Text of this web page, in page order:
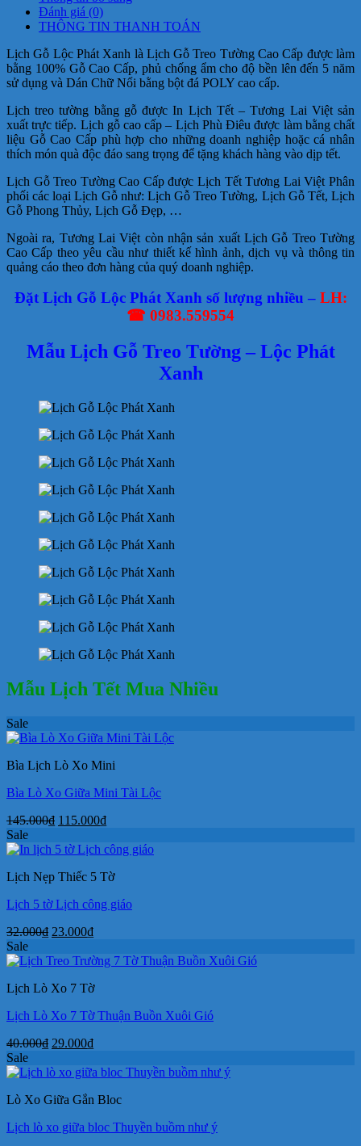
số
lượng
Đánh giá (0)
THÔNG TIN THANH TOÁN
Lịch Gỗ Lộc Phát Xanh là Lịch Gỗ Treo Tường Cao Cấp được làm
bằng 100% Gỗ Cao Cấp, phủ chống ẩm cho độ bền lên đến 5 năm
sử dụng và Dán Chữ Nổi bằng bột đá POLY cao cấp.
Lịch treo tường bằng gỗ được In Lịch Tết – Tương Lai Việt sản
xuất trực tiếp. Lịch gỗ cao cấp – Lịch Phù Điêu được làm bằng chất
liệu Gỗ Cao Cấp phù hợp cho những doanh nghiệp hoặc cá nhân
thích món quà độc đáo sang trọng để tặng khách hàng vào dịp tết.
Lịch Gỗ Treo Tường Cao Cấp được Lịch Tết Tương Lai Việt Phân
phối các loại Lịch Gỗ như: Lịch Gỗ Treo Tường, Lịch Gỗ Tết, Lịch
Gỗ Phong Thủy, Lịch Gỗ Đẹp, …
Ngoài ra, Tương Lai Việt còn nhận sản xuất Lịch Gỗ Treo Tường
Cao Cấp theo yêu cầu như thiết kế hình ảnh, dịch vụ và thông tin
quảng cáo theo đơn hàng của quý doanh nghiệp.
Đặt Lịch Gỗ Lộc Phát Xanh số lượng nhiều –LH:
☎ 0983.559554
Mẫu Lịch Gỗ Treo Tường – Lộc Phát
Xanh
Mẫu Lịch Tết Mua Nhiều
Sale
Bìa Lịch Lò Xo Mini
Bìa Lò Xo Giữa Mini Tài Lộc
145.000₫ Giá
là:
115.000₫Giá
tại
115.000₫.
Sale
Lịch Nẹp Thiếc 5 Tờ
Lịch 5 tờ Lịch công giáo
32.000₫ Giá
là:
23.000₫Giá
tại
23.000₫.
Sale
Lịch Lò Xo 7 Tờ
Lịch Lò Xo 7 Tờ Thuận Buồn Xuôi Gió
40.000₫ Giá
là:
29.000₫Giá
tại
29.000₫.
Sale
Lò Xo Giữa Gắn Bloc
Lịch lò xo giữa bloc Thuyền buồm như ý